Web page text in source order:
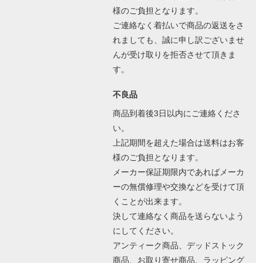
様のご負担となります。
ご連絡なく着払いで商品の返送をさ
れましても、誠に申し訳ございませ
んが受け取りを拒否させて頂きま
す。
不良品
商品到着後3日以内にご連絡くださ
い。
上記期間を超えた場合は送料はお客
様のご負担となります。
メーカー保証期限内であればメーカ
ーの無償修理や交換などを受けて頂
くことが出来ます。
決して連絡なく商品を送らないよう
にしてください。
アンティーク商品、デッドストック
商品、お取り寄せ商品、ラッピング